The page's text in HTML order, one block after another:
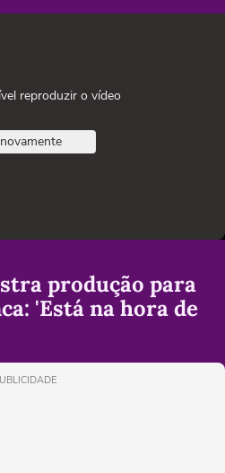
reproduzir o vídeo
produção para
'Está na hora de